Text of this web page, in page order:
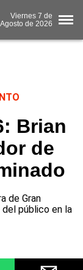
Viernes 7 de
Agosto de 2026
Brian
de
de Gran
público en la